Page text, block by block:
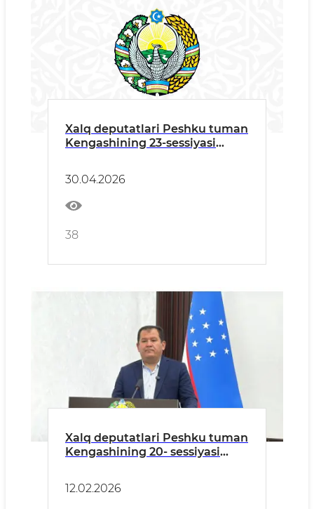
Xalq deputatlari Peshku tuman
Kengashining 23-sessiyasi
30.04.2026
38
Xalq deputatlari Peshku tuman
Kengashining 20- sessiyasi
12.02.2026